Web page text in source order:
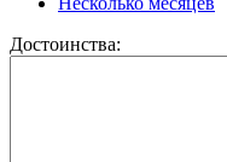
Достоинства: